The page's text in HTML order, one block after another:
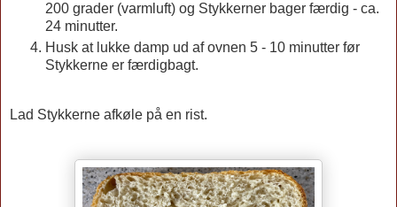
200 grader (varmluft) og Stykkerner bager færdig - ca.
24 minutter.
Husk at lukke damp ud af ovnen 5 - 10 minutter før
Stykkerne er færdigbagt.
Lad Stykkerne afkøle på en rist.